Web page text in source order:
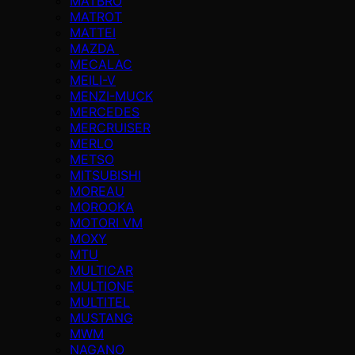
MATROT
MATTEI
MAZDA
MECALAC
MEILI-V
MENZI-MUCK
MERCEDES
MERCRUISER
MERLO
METSO
MITSUBISHI
MOREAU
MOROOKA
MOTORI VM
MOXY
MTU
MULTICAR
MULTIONE
MULTITEL
MUSTANG
MWM
NAGANO